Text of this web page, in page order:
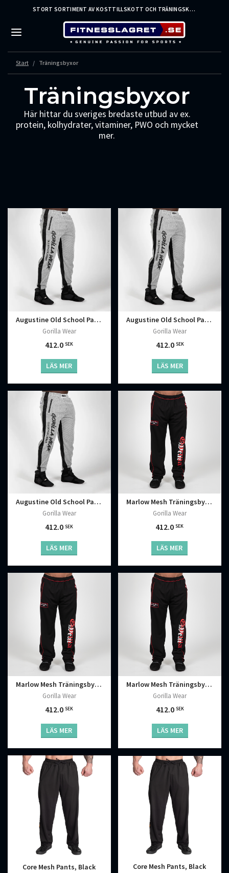
STORT SORTIMENT AV KOSTTILLSKOTT OCH TRÄNINGSKLÄDER FRÅN LEDANDE VARUMÄRKEN – SNABB LEVERANS
Start Träningsbyxor
Träningsbyxor
Här hittar du sveriges bredaste utbud av ex.
protein, kolhydrater, vitaminer, PWO och mycket
mer.
Augustine Old School Pants, Grey
Gorilla Wear
412.0SEK
LÄS MER
Augustine Old School Pants, Grey
Gorilla Wear
412.0 SEK
LÄS MER
Augustine Old School Pants, Grey
Gorilla Wear
412.0SEK
LÄS MER
Marlow Mesh Träningsbyxor Svart Röd
Gorilla Wear
412.0SEK
LÄS MER
Marlow Mesh Träningsbyxor Svart Röd
Gorilla Wear
412.0SEK
LÄS MER
Marlow Mesh Träningsbyxor Svart Röd
Gorilla Wear
412.0 SEK
LÄS MER
Core Mesh Pants, Black Core Mesh Pants, Black